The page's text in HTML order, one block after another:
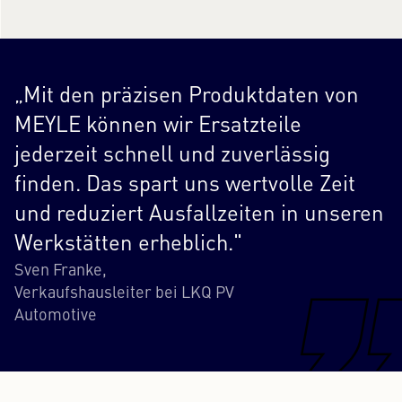
„Mit den präzisen Produktdaten von
MEYLE können wir Ersatzteile
jederzeit schnell und zuverlässig
finden. Das spart uns wertvolle Zeit
und reduziert Ausfallzeiten in unseren
Werkstätten erheblich."
Sven Franke,
Verkaufshausleiter bei LKQ PV
Automotive